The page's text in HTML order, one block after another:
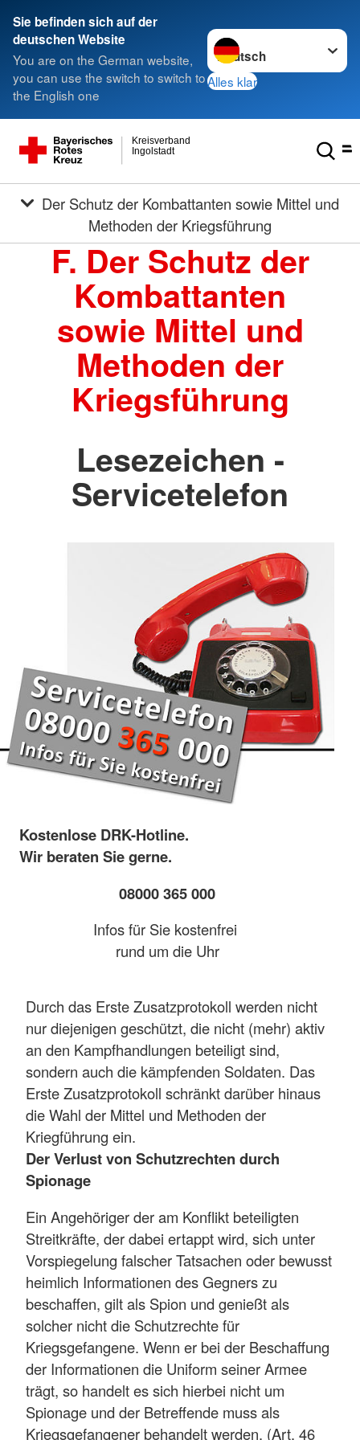
Sie befinden sich auf der
deutschen Website
You are on the German website,
you can use the switch to switch to
the English one
Sprache wechseln zu
Alles klar
Ingolstadt
Kreisverband
Methoden der Kriegsführung
F. Der Schutz der
Kombattanten
sowie Mittel und
Methoden der
Kriegsführung
Lesezeichen -
Servicetelefon
Kostenlose DRK-Hotline.
Wir beraten Sie gerne.
08000 365 000
Infos für Sie kostenfrei
rund um die Uhr
Durch das Erste Zusatzprotokoll werden nicht
nur diejenigen geschützt, die nicht (mehr) aktiv
an den Kampfhandlungen beteiligt sind,
sondern auch die kämpfenden Soldaten. Das
Erste Zusatzprotokoll schränkt darüber hinaus
die Wahl der Mittel und Methoden der
Kriegführung ein.
Der Verlust von Schutzrechten durch
Spionage
Ein Angehöriger der am Konflikt beteiligten
Streitkräfte, der dabei ertappt wird, sich unter
Vorspiegelung falscher Tatsachen oder bewusst
heimlich Informationen des Gegners zu
beschaffen, gilt als Spion und genießt als
solcher nicht die Schutzrechte für
Kriegsgefangene. Wenn er bei der Beschaffung
der Informationen die Uniform seiner Armee
trägt, so handelt es sich hierbei nicht um
Spionage und der Betreffende muss als
Kriegsgefangener behandelt werden. (Art. 46